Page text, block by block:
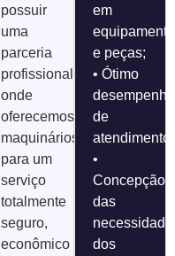
possuir
uma
parceria
profissional
onde
oferecemos
maquinários
para um
serviço
totalmente
seguro,
econômico
em
e peças;
• Ótimo
desempenho
de
•
Concepção
das
dos